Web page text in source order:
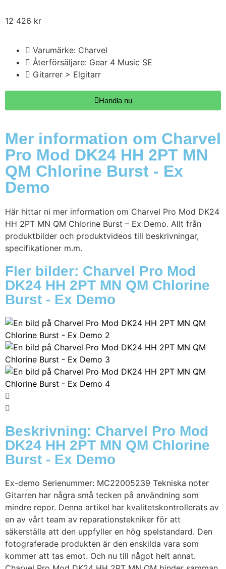
12 426 kr
Varumärke: Charvel
Återförsäljare: Gear 4 Music SE
Gitarrer > Elgitarr
Handla nu
Mer information om Charvel
Pro Mod DK24 HH 2PT MN
QM Chlorine Burst - Ex
Demo
Här hittar ni mer information om Charvel Pro Mod DK24
HH 2PT MN QM Chlorine Burst – Ex Demo. Allt från
produktbilder och produktvideos till beskrivningar,
specifikationer m.m.
Fler bilder: Charvel Pro Mod
DK24 HH 2PT MN QM Chlorine
Burst - Ex Demo
Beskrivning: Charvel Pro Mod
DK24 HH 2PT MN QM Chlorine
Burst - Ex Demo
Ex-demo Serienummer: MC22005239 Tekniska noter
Gitarren har några små tecken på användning som
mindre repor. Denna artikel har kvalitetskontrollerats av
en av vårt team av reparationstekniker för att
säkerställa att den uppfyller en hög spelstandard. Den
fotograferade produkten är den enskilda vara som
kommer att tas emot. Och nu till något helt annat.